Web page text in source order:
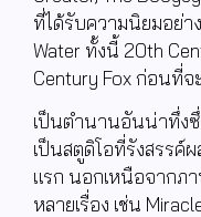
ที่ได้รับความนิยมอย่า
Water ทั้งนี้ 20th
Century Foxก่อนที่จ
เป็นตำนานอันน่าทึ่ง
เป็นสตูดิโอที่รังสรรค์
แรก นอกเหนือจากภ
หลายเรื่อง เช่น